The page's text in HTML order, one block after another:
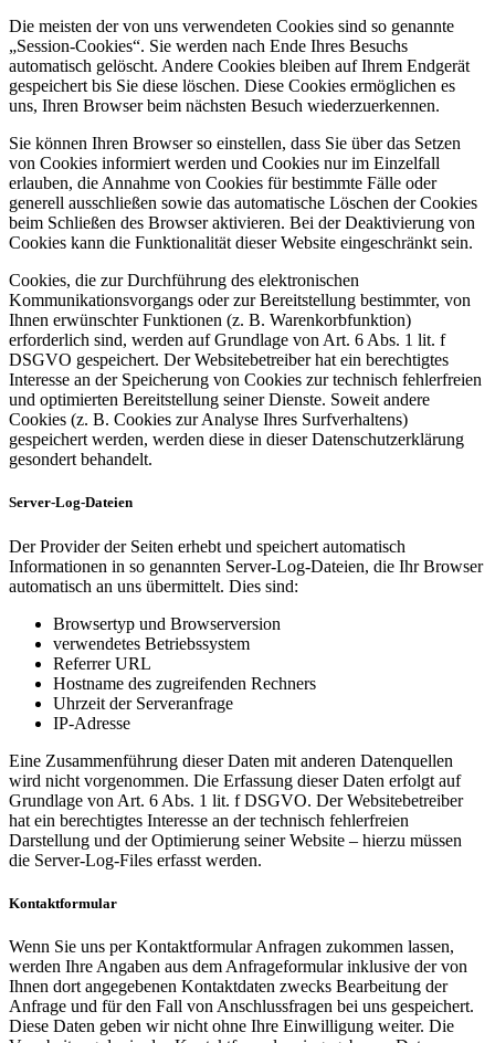
Die meisten der von uns verwendeten Cookies sind so genannte
„Session-Cookies“. Sie werden nach Ende Ihres Besuchs
automatisch gelöscht. Andere Cookies bleiben auf Ihrem Endgerät
gespeichert bis Sie diese löschen. Diese Cookies ermöglichen es
uns, Ihren Browser beim nächsten Besuch wiederzuerkennen.
Sie können Ihren Browser so einstellen, dass Sie über das Setzen
von Cookies informiert werden und Cookies nur im Einzelfall
erlauben, die Annahme von Cookies für bestimmte Fälle oder
generell ausschließen sowie das automatische Löschen der Cookies
beim Schließen des Browser aktivieren. Bei der Deaktivierung von
Cookies kann die Funktionalität dieser Website eingeschränkt sein.
Cookies, die zur Durchführung des elektronischen
Kommunikationsvorgangs oder zur Bereitstellung bestimmter, von
Ihnen erwünschter Funktionen (z. B. Warenkorbfunktion)
erforderlich sind, werden auf Grundlage von Art. 6 Abs. 1 lit. f
DSGVO gespeichert. Der Websitebetreiber hat ein berechtigtes
Interesse an der Speicherung von Cookies zur technisch fehlerfreien
und optimierten Bereitstellung seiner Dienste. Soweit andere
Cookies (z. B. Cookies zur Analyse Ihres Surfverhaltens)
gespeichert werden, werden diese in dieser Datenschutzerklärung
gesondert behandelt.
Server-Log-Dateien
Der Provider der Seiten erhebt und speichert automatisch
Informationen in so genannten Server-Log-Dateien, die Ihr Browser
automatisch an uns übermittelt. Dies sind:
Browsertyp und Browserversion
verwendetes Betriebssystem
Referrer URL
Hostname des zugreifenden Rechners
Uhrzeit der Serveranfrage
IP-Adresse
Eine Zusammenführung dieser Daten mit anderen Datenquellen
wird nicht vorgenommen. Die Erfassung dieser Daten erfolgt auf
Grundlage von Art. 6 Abs. 1 lit. f DSGVO. Der Websitebetreiber
hat ein berechtigtes Interesse an der technisch fehlerfreien
Darstellung und der Optimierung seiner Website – hierzu müssen
die Server-Log-Files erfasst werden.
Kontaktformular
Wenn Sie uns per Kontaktformular Anfragen zukommen lassen,
werden Ihre Angaben aus dem Anfrageformular inklusive der von
Ihnen dort angegebenen Kontaktdaten zwecks Bearbeitung der
Anfrage und für den Fall von Anschlussfragen bei uns gespeichert.
Diese Daten geben wir nicht ohne Ihre Einwilligung weiter. Die